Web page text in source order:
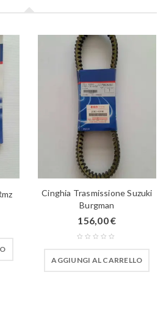
Cinghia Trasmissione Suzuki
Burgman
156,00€
AGGIUNGI AL CARRELLO